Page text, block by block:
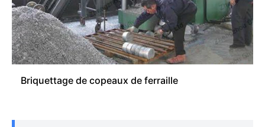
Briquettage de copeaux de ferraille